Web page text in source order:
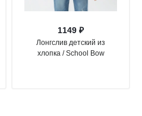
1149 ₽
Лонгслив детский из
хлопка / School Bow